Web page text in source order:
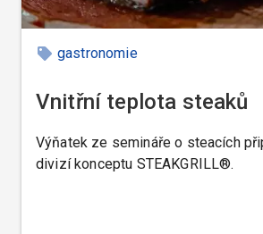
gastronomie
Vnitřní teplota steaků
Výňatek ze semináře o steacích
divizí konceptu STEAKGRILL®.